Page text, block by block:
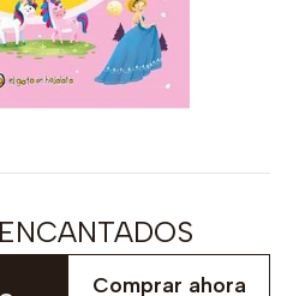
Comprar ahora